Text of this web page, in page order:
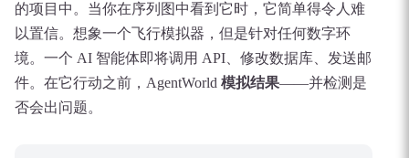
的项目中。当你在序列图中看到它时，它简单得令人难
以置信。想象一个飞行模拟器，但是针对任何数字环
境。一个 AI 智能体即将调用 API、修改数据库、发送邮
件。在它行动之前，AgentWorld 模拟结果——并检测是
否会出问题。